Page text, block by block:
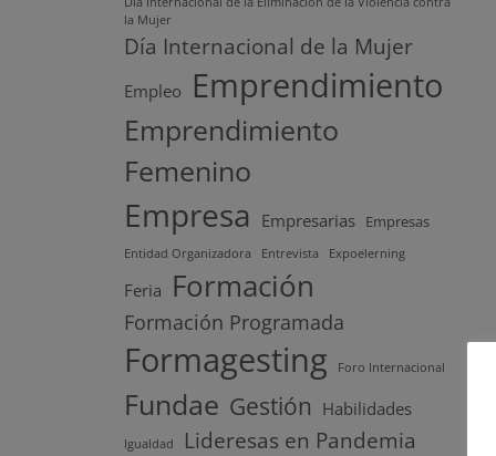
la Mujer
Día Internacional de la Mujer
Empleo Emprendimiento
Emprendimiento
Femenino
Empresa Empresarias Empresas
Entidad Organizadora Entrevista Expoelerning
Feria Formación
Formación Programada
Formagesting Foro Internacional
Fundae Gestión Habilidades
Igualdad Lideresas en Pandemia